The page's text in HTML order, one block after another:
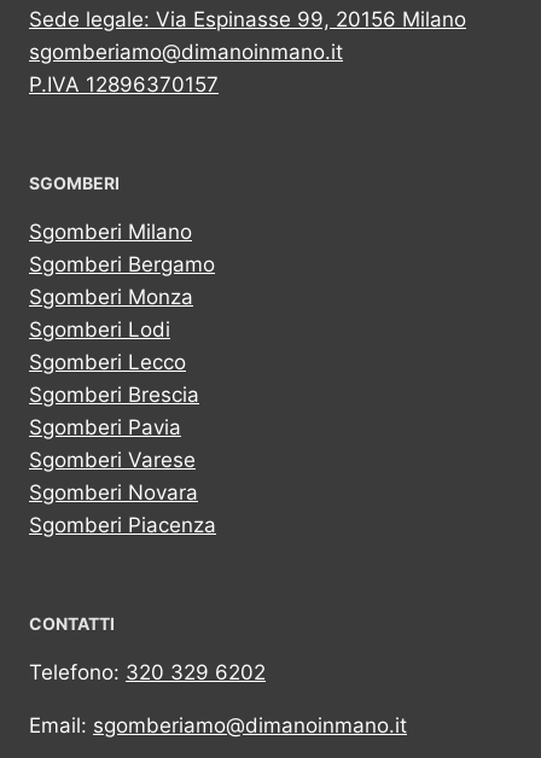
Sede legale: Via Espinasse 99, 20156 Milano
sgomberiamo@dimanoinmano.it
P.IVA 12896370157
SGOMBERI
Sgomberi Milano
Sgomberi Bergamo
Sgomberi Monza
Sgomberi Lodi
Sgomberi Lecco
Sgomberi Brescia
Sgomberi Pavia
Sgomberi Varese
Sgomberi Novara
Sgomberi Piacenza
CONTATTI
Telefono: 320 329 6202
Email: sgomberiamo@dimanoinmano.it